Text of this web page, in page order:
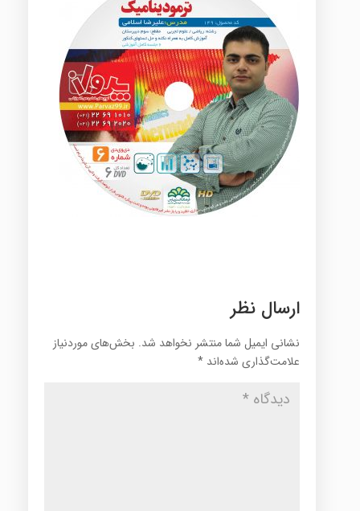
ارسال نظر
نشانی ایمیل شما منتشر نخواهد شد. بخش‌های موردنیاز
علامت‌گذاری شده‌اند *